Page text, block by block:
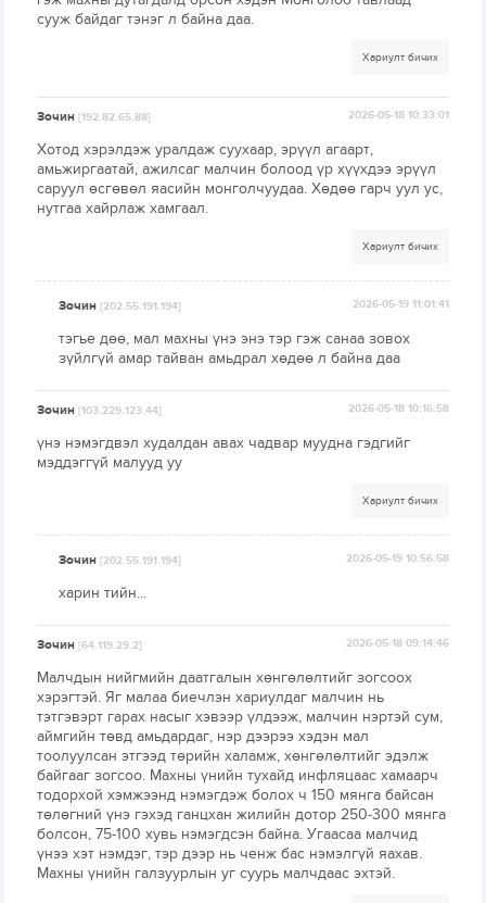
сууж байдаг тэнэг л байна даа.
Хариулт бичих
Зочин[192.82.65.88] 2026-05-18 10:33:01
Хотод хэрэлдэж уралдаж суухаар, эрүүл агаарт,
амьжиргаатай, ажилсаг малчин болоод үр хүүхдээ эрүүл
саруул өсгөвөл яасийн монголчуудаа. Хөдөө гарч уул ус,
нутгаа хайрлаж хамгаал.
Хариулт бичих
Зочин[202.55.191.194] 2026-05-19 11:01:41
тэгье дөө, мал махны үнэ энэ тэр гэж санаа зовох
зүйлгүй амар тайван амьдрал хөдөө л байна даа
Зочин[103.229.123.44] 2026-05-18 10:16:58
үнэ нэмэгдвэл худалдан авах чадвар муудна гэдгийг
мэддэггүй малууд уу
Хариулт бичих
Зочин[202.55.191.194] 2026-05-19 10:56:58
харин тийн...
Зочин[64.119.29.2] 2026-05-18 09:14:46
Малчдын нийгмийн даатгалын хөнгөлөлтийг зогсоох
хэрэгтэй. Яг малаа биечлэн хариулдаг малчин нь
тэтгэвэрт гарах насыг хэвээр үлдээж, малчин нэртэй сум,
аймгийн төвд амьдардаг, нэр дээрээ хэдэн мал
тоолуулсан этгээд төрийн халамж, хөнгөлөлтийг эдэлж
байгааг зогсоо. Махны үнийн тухайд инфляцаас хамаарч
тодорхой хэмжээнд нэмэгдэж болох ч 150 мянга байсан
төлөгний үнэ гэхэд ганцхан жилийн дотор 250-300 мянга
болсон, 75-100 хувь нэмэгдсэн байна. Угаасаа малчид
үнээ хэт нэмдэг, тэр дээр нь ченж бас нэмэлгүй яахав.
Махны үнийн галзуурлын уг суурь малчдаас эхтэй.